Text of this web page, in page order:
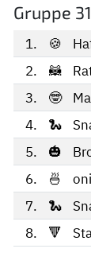
Gruppe 31
1. 🍪
2.
🦝
3.
🤓
4.
🐍
5.
🎃
6.
🍜
7.
🐍
8.
🔻